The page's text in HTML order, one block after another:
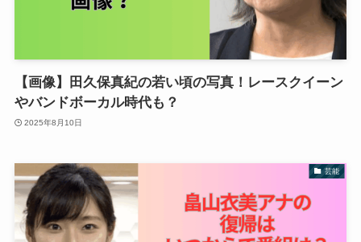
【画像】田久保真紀の若い頃の写真！レースクイーン
やバンドボーカル時代も？
2025年8月10日
芸能